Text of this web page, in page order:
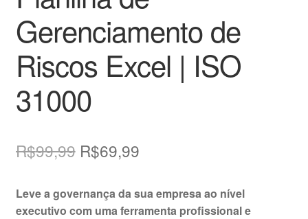
Gerenciamento de
Riscos Excel | ISO
31000
R$99,99 O
original
R$69,99O
atual
Leve a governança da sua empresa ao nível
executivo com uma ferramenta profissional e